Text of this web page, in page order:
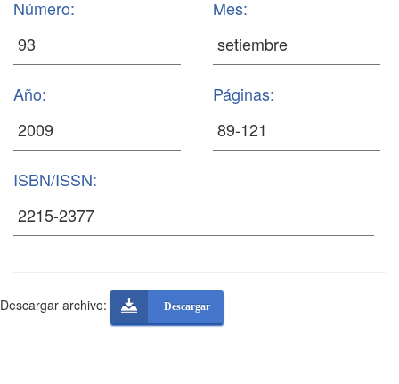
Número: Mes:
Año: Páginas:
ISBN/ISSN:
Descargar archivo: Descargar